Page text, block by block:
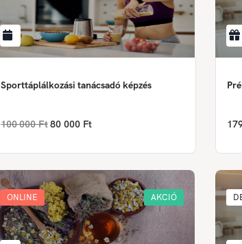
Sporttáplálkozási tanácsadó képzés
100 000 Ft 80 000 Ft
ONLINE AKCIÓ